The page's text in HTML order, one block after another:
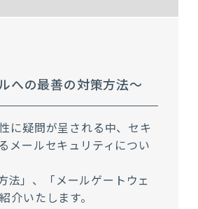
への最善の対策方法～
に疑問が呈される中、セキ
メールセキュリティについ
法」、「メールゲートウェ
いたします。